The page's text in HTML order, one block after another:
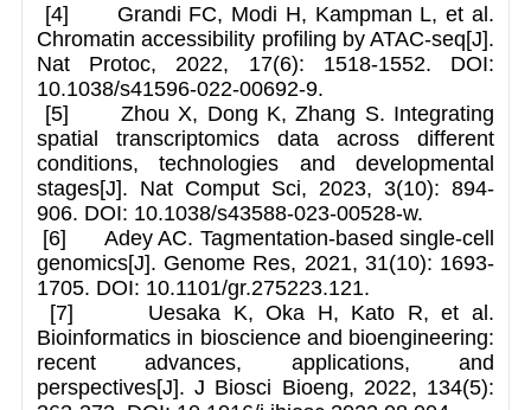
[4] Grandi FC, Modi H, Kampman L, et al.
Chromatin accessibility profiling by ATAC-seq[J].
Nat Protoc, 2022, 17(6): 1518-1552. DOI:
10.1038/s41596-022-00692-9.
[5] Zhou X, Dong K, Zhang S. Integrating
spatial transcriptomics data across different
conditions, technologies and developmental
stages[J]. Nat Comput Sci, 2023, 3(10): 894-
906. DOI: 10.1038/s43588-023-00528-w.
[6] Adey AC. Tagmentation-based single-cell
genomics[J]. Genome Res, 2021, 31(10): 1693-
1705. DOI: 10.1101/gr.275223.121.
[7] Uesaka K, Oka H, Kato R, et al.
Bioinformatics in bioscience and bioengineering:
recent advances, applications, and
perspectives[J]. J Biosci Bioeng, 2022, 134(5):